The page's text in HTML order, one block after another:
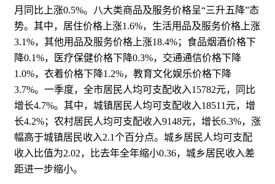
月同比上涨0.5%。八大类商品及服务价格呈“三升五降”态
势。其中，居住价格上涨1.6%，生活用品及服务价格上涨
3.1%，其他用品及服务价格上涨18.4%；食品烟酒价格下
降0.1%，医疗保健价格下降0.3%，交通通信价格下降
1.0%，衣着价格下降1.2%，教育文化娱乐价格下降
3.7%。一季度，全市居民人均可支配收入15782元，同比
增长4.7%。其中，城镇居民人均可支配收入18511元，增
长4.2%；农村居民人均可支配收入9148元，增长6.3%，涨
幅高于城镇居民收入2.1个百分点。城乡居民人均可支配
收入比值为2.02，比去年全年缩小0.36，城乡居民收入差
距进一步缩小。